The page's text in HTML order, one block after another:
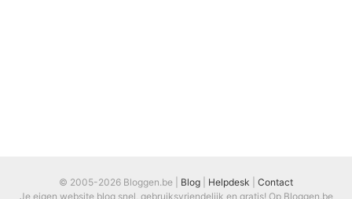
© 2005-2026 Bloggen.be | Blog Helpdesk
Contact
Je eigen website blog snel, gebruiksvriendelijk en gratis! Op Bloggen.be